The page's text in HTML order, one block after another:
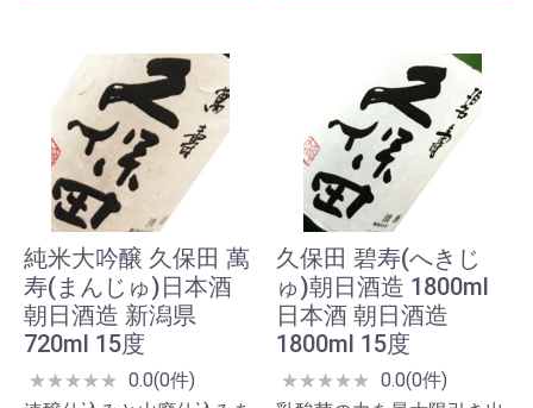
純米大吟醸 久保田 萬
寿(まんじゅ)日本酒
朝日酒造 新潟県
720ml 15度
★★★★★ 0.0(0件)
久保田 碧寿(へきじ
ゅ)朝日酒造 1800ml
日本酒 朝日酒造
1800ml 15度
★★★★★ 0.0(0件)